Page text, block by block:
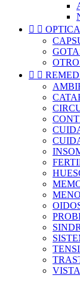
 
 
VISTA